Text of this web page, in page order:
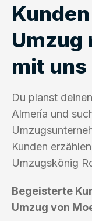
Umzug
mit uns
Du planst
Almería und
Kunden
Umzugskönig
Begeisterte
Umzug von